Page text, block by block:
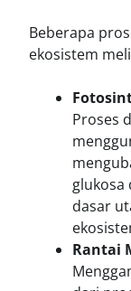
Beberapa
ekosistem
Proses
glukosa
dasar
Rantai